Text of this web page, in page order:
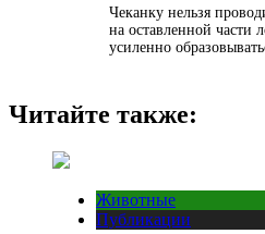
Чеканку нельзя
на оставленной части
усиленно
Читайте также:
Животные
Публикации